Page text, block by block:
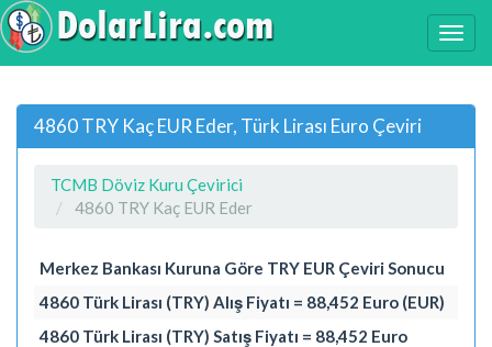
4860 TRY Kaç EUR Eder, Türk Lirası Euro Çeviri
TCMB Döviz Kuru Çevirici
4860 TRY Kaç EUR Eder
Merkez Bankası Kuruna Göre TRY EUR Çeviri Sonucu
4860 Türk Lirası (TRY) Alış Fiyatı = 88,452 Euro (EUR)
4860 Türk Lirası (TRY) Satış Fiyatı = 88,452 Euro